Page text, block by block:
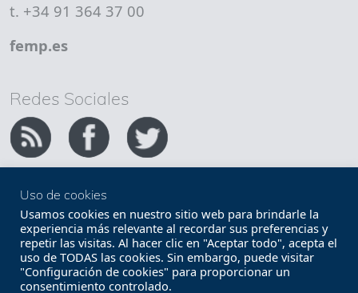
t. +34 91 364 37 00
femp.es
Redes Sociales
Copyright FEMP
Accesibilidad
Términos legales
Política de privacidad
Términos y condiciones de uso
Uso de cookies
Usamos cookies en nuestro sitio web para brindarle la
experiencia más relevante al recordar sus preferencias y
repetir las visitas. Al hacer clic en "Aceptar todo", acepta el
uso de TODAS las cookies. Sin embargo, puede visitar
"Configuración de cookies" para proporcionar un
consentimiento controlado.